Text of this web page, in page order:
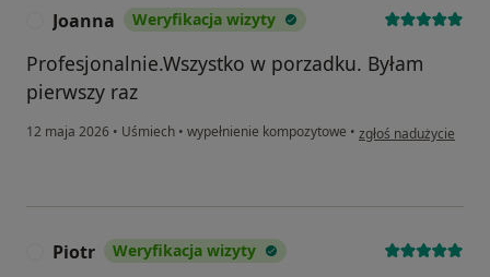
Joanna Weryfikacja wizyty
Profesjonalnie.Wszystko w porzadku. Byłam
pierwszy raz
12 maja 2026 • Uśmiech • wypełnienie kompozytowe • w opinii użytkownika
zgłoś nadużycie
Piotr Weryfikacja wizyty